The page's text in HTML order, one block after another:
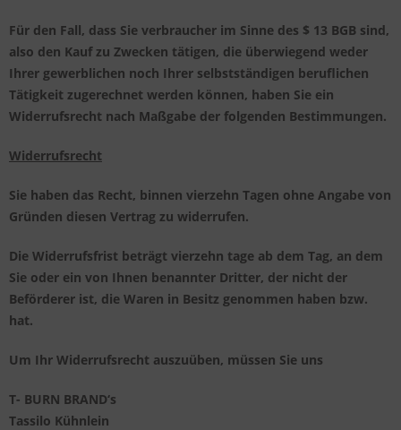
Für den Fall, dass Sie verbraucher im Sinne des $ 13 BGB sind,
also den Kauf zu Zwecken tätigen, die überwiegend weder
Ihrer gewerblichen noch Ihrer selbstständigen beruflichen
Tätigkeit zugerechnet werden können, haben Sie ein
Widerrufsrecht nach Maßgabe der folgenden Bestimmungen.
Widerrufsrecht
Sie haben das Recht, binnen vierzehn Tagen ohne Angabe von
Gründen diesen Vertrag zu widerrufen.
Die Widerrufsfrist beträgt vierzehn tage ab dem Tag, an dem
Sie oder ein von Ihnen benannter Dritter, der nicht der
Beförderer ist, die Waren in Besitz genommen haben bzw.
hat.
Um Ihr Widerrufsrecht auszuüben, müssen Sie uns
T- BURN BRAND‘s
Tassilo Kühnlein